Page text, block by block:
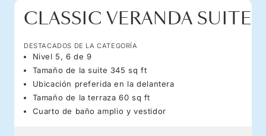
CLASSIC VERANDA SUITE
DESTACADOS DE LA CATEGORÍA
Nivel 5, 6 de 9
Tamaño de la suite 345 sq ft
Ubicación preferida en la delantera
Tamaño de la terraza 60 sq ft
Cuarto de baño amplio y vestidor